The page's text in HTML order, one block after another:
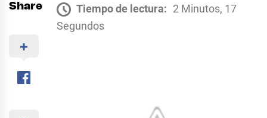
Share Tiempo de lectura: 2 Minutos, 17
Segundos